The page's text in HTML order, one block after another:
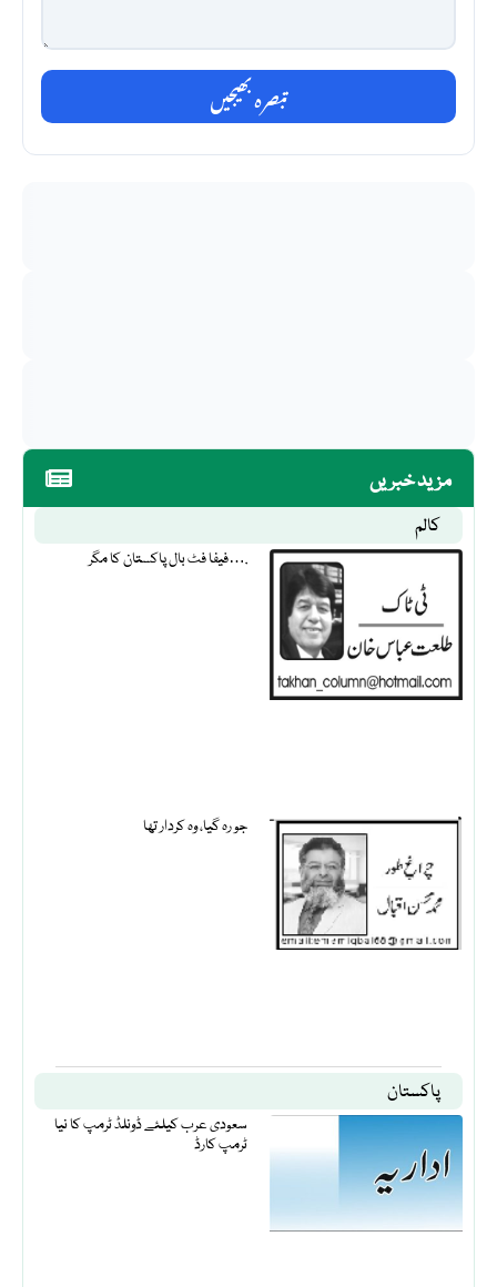
مزید خبریں
کالم
فیفا فٹ بال پاکستان کا مگر….
جو رہ گیا، وہ کردار تھا
پاکستان
سعودی عرب کیلئے ڈونلڈ ٹرمپ کا نیا
ٹرمپ کارڈ
تبصرہ بھیجیں